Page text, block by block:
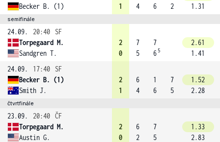
Becker B. (1)
1
4
6
2
1.31
semifinále
24.09. 20:40
SF
Torpegaard M.
Sandgren T.
2
0
7
5
7
6 5
2.61
1.41
24.09.
17:40
SF
Becker B. (1)
Smith J.
2
1
6
4
1
6
7
5
1.52
2.28
čtvrtfinále
23.09. 20:40 ČF
Torpegaard M.
Austin G.
2
0
6
2
7
5
1.33
2.83